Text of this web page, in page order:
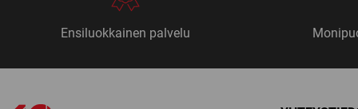
Ensiluokkainen palvelu